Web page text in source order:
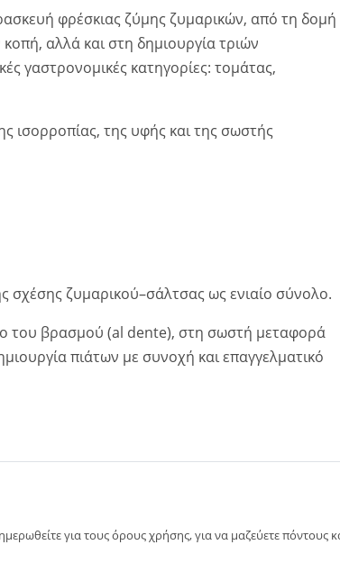
φρέσκιας ζύμης ζυμαρικών, από τη δομή
αλλά και στη δημιουργία τριών
γαστρονομικές κατηγορίες: τομάτας,
ισορροπίας, της υφής και της σωστής
σχέσης ζυμαρικού–σάλτσας ως ενιαίο σύνολο.
του βρασμού (al dente), στη σωστή μεταφορά
πιάτων με συνοχή και επαγγελματικό
για τους όρους χρήσης, για να μαζεύετε